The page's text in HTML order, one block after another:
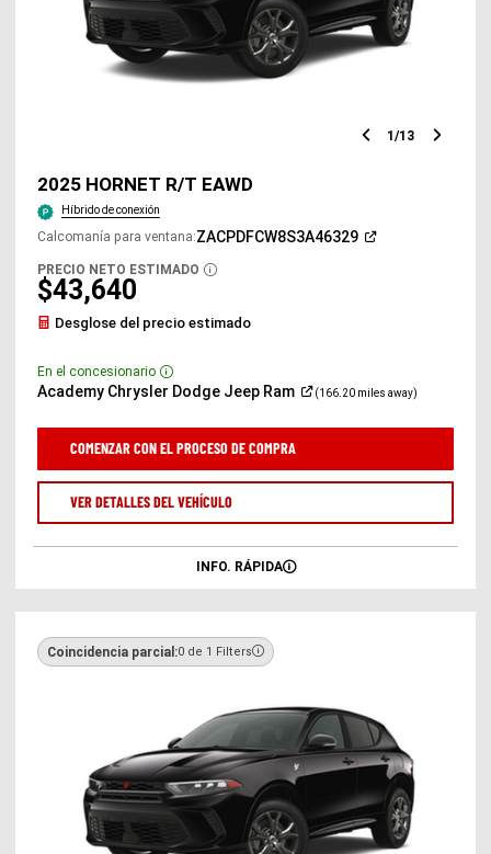
1/13
2025 HORNET R/T EAWD
Híbrido de conexión
Calcomanía para ventana:ZACPDFCW8S3A46329
(Abrir
PRECIO NETO ESTIMADO DISCLOSURE
$43,640
Desglose del precio estimado
En el concesionario Disclosure
Academy Chrysler Dodge Jeep Ram
(Abrir
en
(166.20 miles away)
COMENZAR CON EL PROCESO DE COMPRA
VER DETALLES DEL VEHÍCULO
INFO. RÁPIDA
Coincidencia parcial:0 de 1 Filters